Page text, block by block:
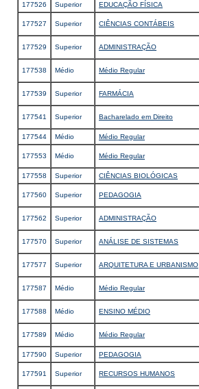
177526 Superior EDUCAÇÃO FÍSICA
177527 Superior CIÊNCIAS CONTÁBEIS
177529 Superior ADMINISTRAÇÃO
177538 Médio Médio Regular
177539 Superior FARMÁCIA
177541 Superior Bacharelado em Direito
177544 Médio Médio Regular
177553 Médio Médio Regular
177558 Superior CIÊNCIAS BIOLÓGICAS
177560 Superior PEDAGOGIA
177562 Superior ADMINISTRAÇÃO
177570 Superior ANÁLISE DE SISTEMAS
177577 Superior ARQUITETURA E URBANISMO
177587 Médio Médio Regular
177588 Médio ENSINO MÉDIO
177589 Médio Médio Regular
177590 Superior PEDAGOGIA
177591 Superior RECURSOS HUMANOS